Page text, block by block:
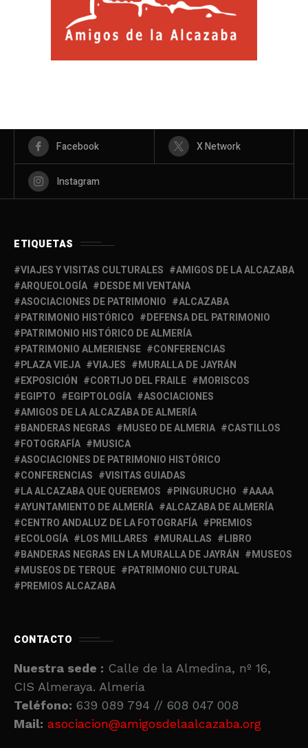
Facebook X Network
Instagram
ETIQUETAS
VIAJES Y VISITAS CULTURALES
AMIGOS DE LA ALCAZABA
ARQUEOLOGÍA
DESDE MI VENTANA
ASOCIACIONES DE PATRIMONIO
ALCAZABA
PATRIMONIO HISTÓRICO
DEFENSA DEL PATRIMONIO
PATRIMONIO HISTÓRICO DE ALMERÍA
PATRIMONIO ALMERIENSE
CONFERENCIAS
PLAZA VIEJA
VIAJES
MURALLA DE JAYRÁN
EXPOSICIÓN
CORTIJO DEL FRAILE
MORISCOS
EGIPTO
EGIPTOLOGÍA
ASOCIACIONES
AMIGOS DE LA ALCAZABA DE ALMERÍA
BANDERAS NEGRAS
MUSEO DE ALMERIA
CASTILLOS
FOTOGRAFÍA
MUSICA
ASOCIACIONES DE PATRIMONIO HISTÓRICO
CONFERENCIAS
VISITAS GUIADAS
LA ALCAZABA QUE QUEREMOS
PINGURUCHO
AAAA
AYUNTAMIENTO DE ALMERÍA
ALCAZABA DE ALMERÍA
CENTRO ANDALUZ DE LA FOTOGRAFÍA
PREMIOS
ECOLOGÍA
LOS MILLARES MURALLAS
LIBRO
BANDERAS NEGRAS EN LA MURALLA DE JAYRÁN
MUSEOS
MUSEOS DE TERQUE
PATRIMONIO CULTURAL
PREMIOS ALCAZABA
CONTACTO
Nuestra sede : Calle de la Almedina, nº 16,
CIS Almeraya. Almería
Teléfono: 639 089 794 // 608 047 008
Mail: asociacion@amigosdelaalcazaba.org